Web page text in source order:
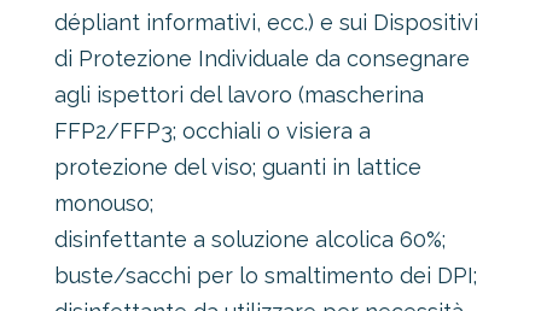
dépliant informativi, ecc.) e sui Dispositivi
di Protezione Individuale da consegnare
agli ispettori del lavoro (mascherina
FFP2/FFP3; occhiali o visiera a
protezione del viso; guanti in lattice
monouso;
disinfettante a soluzione alcolica 60%;
buste/sacchi per lo smaltimento dei DPI;